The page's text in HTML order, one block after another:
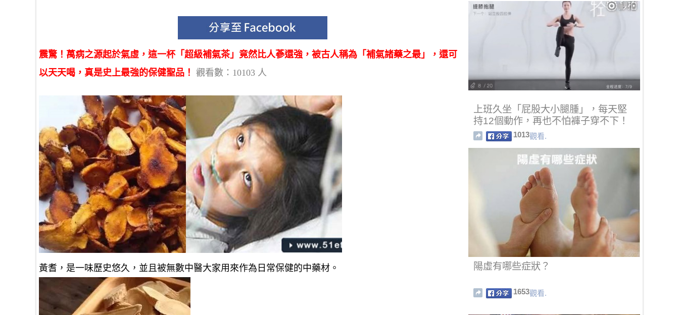
震驚！萬病之源起於氣虛，這一杯「超級補氣茶」竟然比人蔘還強，被古人稱為「補氣諸藥之最」，還可
以天天喝，真是史上最強的保健聖品！ 觀看數：10103 人
黃耆，是一味歷史悠久，並且被無數中醫大家用來作為日常保健的中藥材。
上班久坐「屁股大小腿腫」，每天堅
持12個動作，再也不怕褲子穿不下！
1013觀看.
陽虛有哪些症狀？
1653觀看.